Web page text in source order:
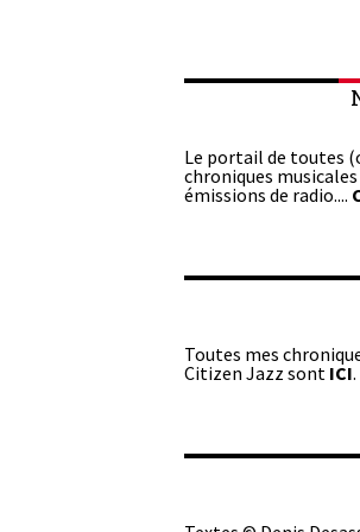
Le portail de toutes
chroniques
émissions de radio....
Toutes mes
Citizen Jazz sont ICI.